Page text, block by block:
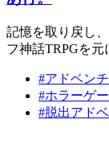
記憶を取り戻し
フ神話TRPGを
#アドベン
#ホラーゲ
#脱出アド